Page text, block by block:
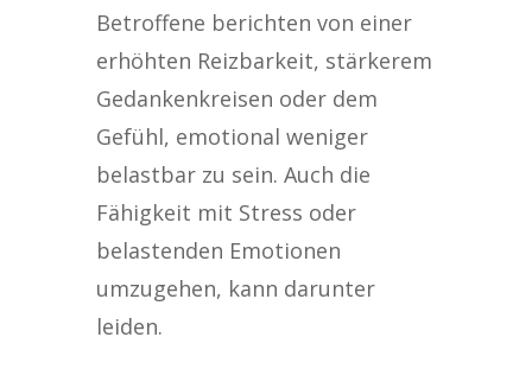
Betroffene berichten von einer
erhöhten Reizbarkeit, stärkerem
Gedankenkreisen oder dem
Gefühl, emotional weniger
belastbar zu sein. Auch die
Fähigkeit mit Stress oder
belastenden Emotionen
umzugehen, kann darunter
leiden.